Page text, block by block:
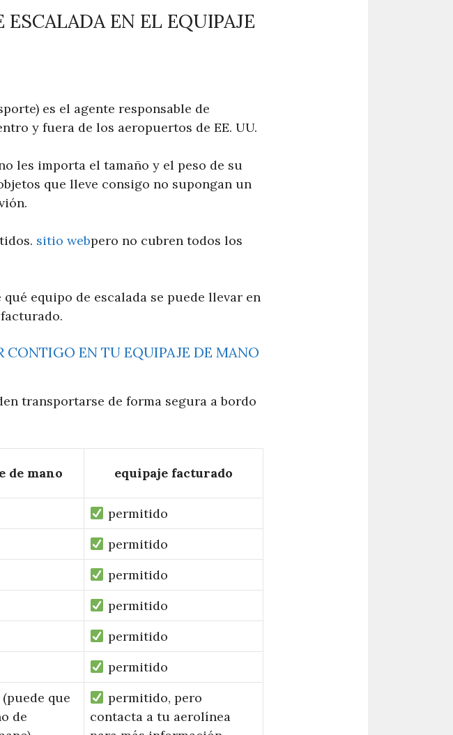
EN EL EQUIPAJE
es el agente responsable de
y fuera de los aeropuertos de EE. UU.
les importa el tamaño y el peso de su
que lleve consigo no supongan un
sitio webpero no cubren todos los
equipo de escalada se puede llevar en
CONTIGO EN TU EQUIPAJE DE MANO
transportarse de forma segura a bordo
de mano equipaje facturado
permitido
permitido
permitido
permitido
permitido
permitido
que
de
permitido, pero
contacta a tu aerolínea